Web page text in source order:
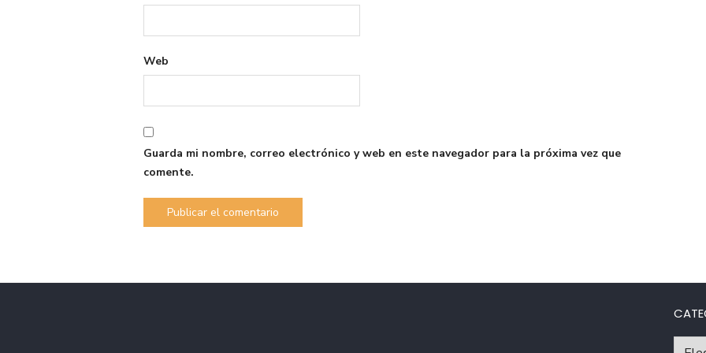
Web
Guarda mi nombre, correo electrónico y web en este navegador para la próxima vez que
comente.